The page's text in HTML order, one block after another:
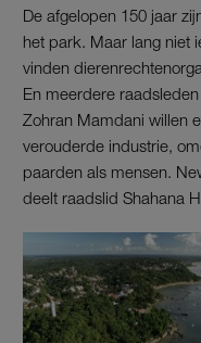
De afgelopen 150 jaar
het park. Maar lang niet
vinden
En meerdere
Zohran Mamdani willen
verouderde industrie,
paarden als mensen.
deelt raadslid Shahana